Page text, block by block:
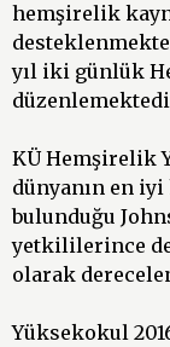
hemşirelik
yıl iki günlük
KÜ Hemşirelik
dünyanın en
bulunduğu
yetkililerince
olarak
Yüksekokul